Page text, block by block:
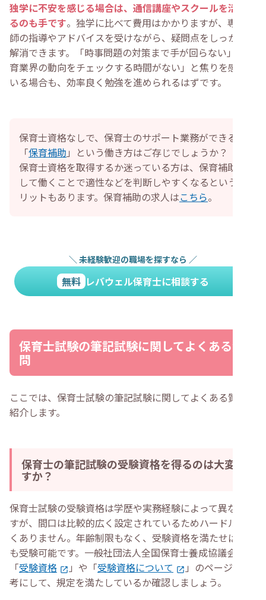
独学に不安を感じる場合は、通信講座やスクールを活用す
るのも手です。独学に比べて費用はかかりますが、専門講
師の指導やアドバイスを受けながら、疑問点をしっかりと
解消できます。「時事問題の対策まで手が回らない」「保
育業界の動向をチェックする時間がない」と焦りを感じて
いる場合も、効率良く勉強を進められるはずです。
保育士資格なしで、保育士のサポート業務ができる
「保育補助 」という働き方はご存じでしょうか？
保育士資格を取得するか迷っている方は、保育補助と
して働くことで適性などを判断しやすくなるというメ
リットもあります。保育補助の求人はこちら。
＼ 未経験歓迎の職場を探すなら ／
無料 レバウェル保育士に相談する
保育士試験の筆記試験に関してよくある質
問
ここでは、保育士試験の筆記試験に関してよくある質問を
紹介します。
保育士の筆記試験の受験資格を得るのは大変で
すか？
保育士試験の受験資格は学歴や実務経験によって異なりま
すが、間口は比較的広く設定されているためハードルは高
くありません。年齢制限もなく、受験資格を満たせば誰で
も受験可能です。一般社団法人全国保育士養成協議会の
「受験資格 」や「受験資格について
」のページを参
考にして、規定を満たしているか確認しましょう。